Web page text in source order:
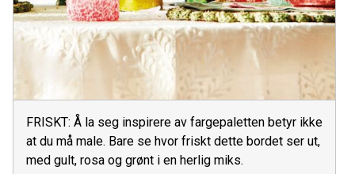
FRISKT: Å la seg inspirere av fargepaletten betyr ikke
at du må male. Bare se hvor friskt dette bordet ser ut,
med gult, rosa og grønt i en herlig miks.